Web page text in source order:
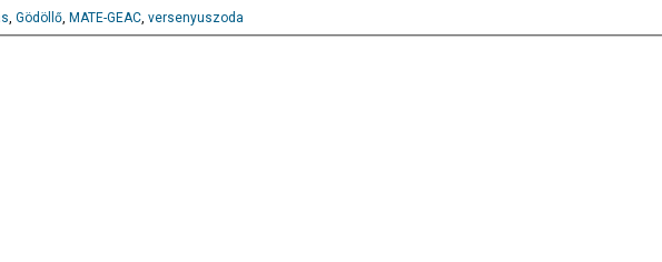
, Gödöllő, MATE-GEAC, versenyuszoda